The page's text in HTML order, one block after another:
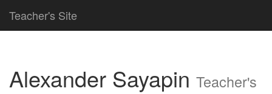
Teacher's Site
Alexander Sayapin Teacher's